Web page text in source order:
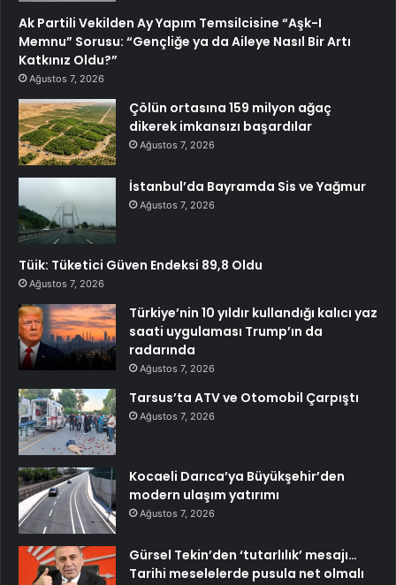
Ak Partili Vekilden Ay Yapım Temsilcisine “Aşk-I
Memnu” Sorusu: “Gençliğe ya da Aileye Nasıl Bir Artı
Katkınız Oldu?”
Ağustos 7, 2026
Çölün ortasına 159 milyon ağaç
dikerek imkansızı başardılar
Ağustos 7, 2026
İstanbul’da Bayramda Sis ve Yağmur
Ağustos 7, 2026
Tüik: Tüketici Güven Endeksi 89,8 Oldu
Ağustos 7, 2026
Türkiye’nin 10 yıldır kullandığı kalıcı yaz
saati uygulaması Trump’ın da
radarında
Ağustos 7, 2026
Tarsus’ta ATV ve Otomobil Çarpıştı
Ağustos 7, 2026
Kocaeli Darıca’ya Büyükşehir’den
modern ulaşım yatırımı
Ağustos 7, 2026
Gürsel Tekin’den ‘tutarlılık’ mesajı…
Tarihi meselelerde pusula net olmalı